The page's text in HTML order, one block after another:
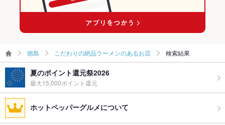
徳島 こだわりの絶品ラーメンのあるお店 検索結果
夏のポイント還元祭2026
最大15,000ポイント還元
ホットペッパーグルメについて